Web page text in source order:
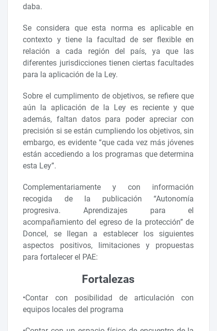
daba.
Se considera que esta norma es aplicable en
contexto y tiene la facultad de ser flexible en
relación a cada región del país, ya que las
diferentes jurisdicciones tienen ciertas facultades
para la aplicación de la Ley.
Sobre el cumplimento de objetivos, se refiere que
aún la aplicación de la Ley es reciente y que
además, faltan datos para poder apreciar con
precisión si se están cumpliendo los objetivos, sin
embargo, es evidente “que cada vez más jóvenes
están accediendo a los programas que determina
esta Ley”.
Complementariamente y con información
recogida de la publicación “Autonomía
progresiva. Aprendizajes para el
acompañamiento del egreso de la protección” de
Doncel, se llegan a establecer los siguientes
aspectos positivos, limitaciones y propuestas
para fortalecer el PAE:
Fortalezas
•Contar con posibilidad de articulación con
equipos locales del programa